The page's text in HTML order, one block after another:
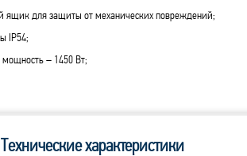
ящик для защиты от механических повреждений;
IP54;
– 1450 Вт;
Технические характеристики